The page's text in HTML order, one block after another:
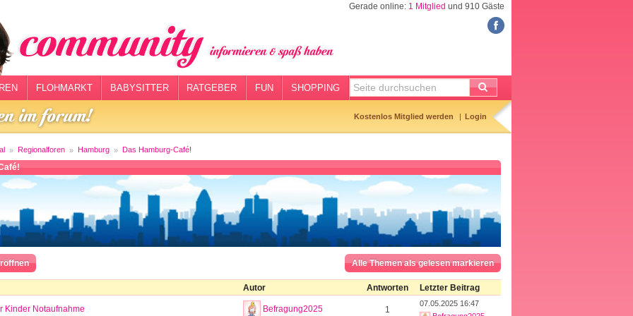
Gerade online: 1 Mitglied und 910 Gäste
FLOHMARKT BABYSITTER RATGEBER FUN SHOPPING
Kostenlos Mitglied werden Login
Regionalforen Hamburg Das Hamburg-Café!
Alle Themen als gelesen markieren
Autor Antworten Letzter Beitrag
Kinder Notaufnahme Befragung2025 1
07.05.2025 16:47